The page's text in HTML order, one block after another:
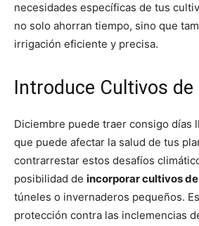
necesidades específicas de tus
no solo ahorran tiempo, sino que
irrigación eficiente y precisa.
Introduce Cultivos de
Diciembre puede traer consigo días
que puede afectar la salud de tus
contrarrestar estos desafíos
posibilidad de incorporar cultivos
túneles o invernaderos pequeños.
protección contra las inclemencias